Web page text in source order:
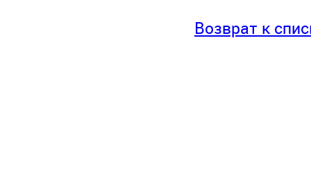
Возврат к